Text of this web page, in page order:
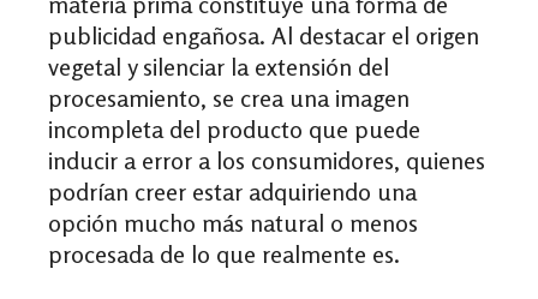
publicidad engañosa. Al destacar el origen
vegetal y silenciar la extensión del
procesamiento, se crea una imagen
incompleta del producto que puede
inducir a error a los consumidores, quienes
podrían creer estar adquiriendo una
opción mucho más natural o menos
procesada de lo que realmente es.